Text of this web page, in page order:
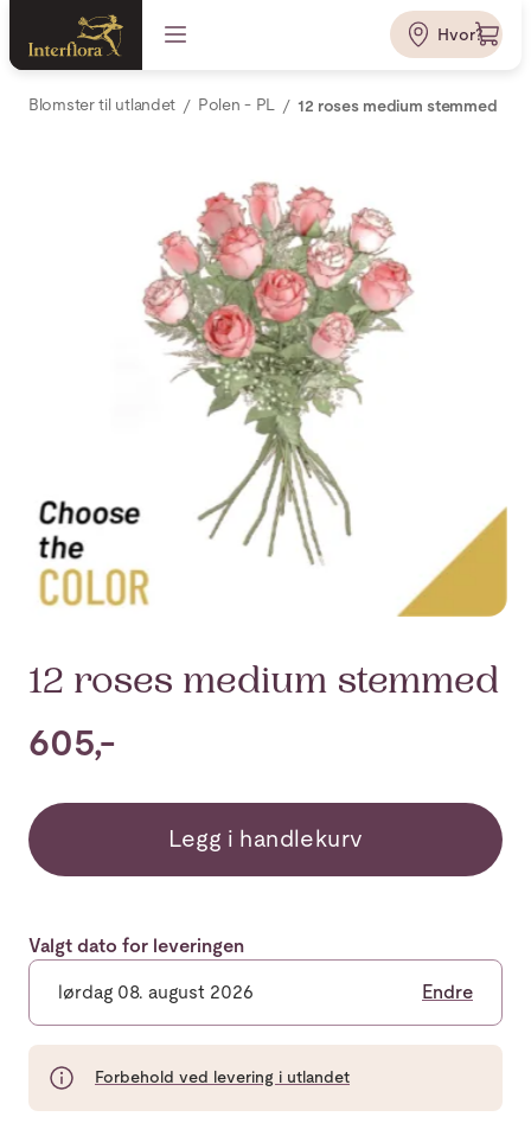
Hvor?
Blomster til utlandet Polen - PL 12 roses medium stemmed
12 roses medium stemmed
605,-
Legg i handlekurv
Valgt dato for leveringen
lørdag 08. august 2026 Endre
Forbehold ved levering i utlandet